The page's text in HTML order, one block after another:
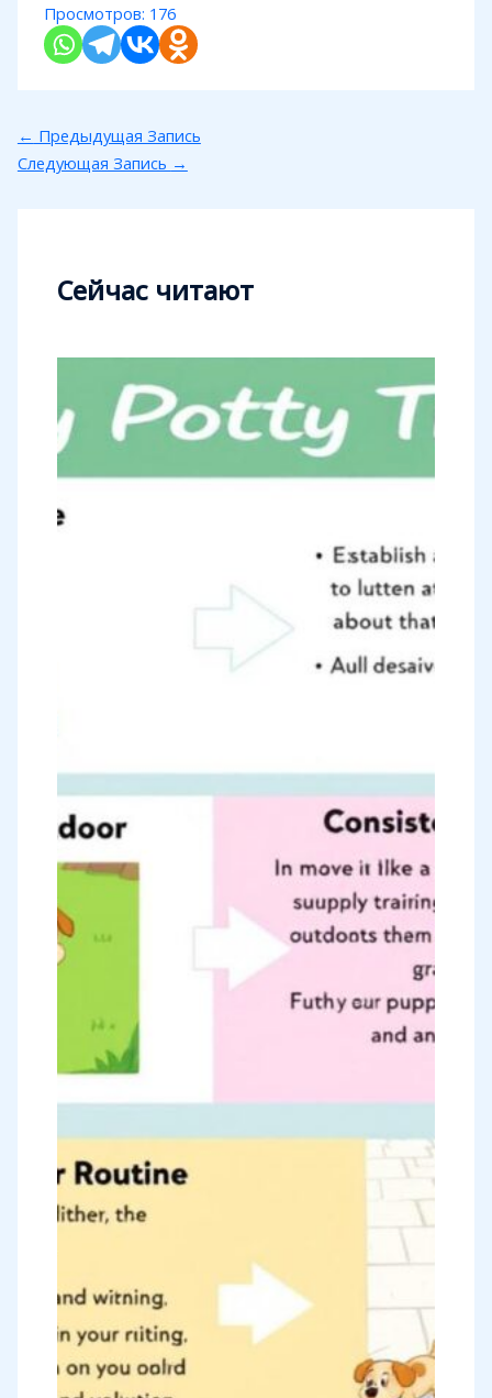
Просмотров: 176
← Предыдущая Запись
Следующая Запись →
Сейчас читают